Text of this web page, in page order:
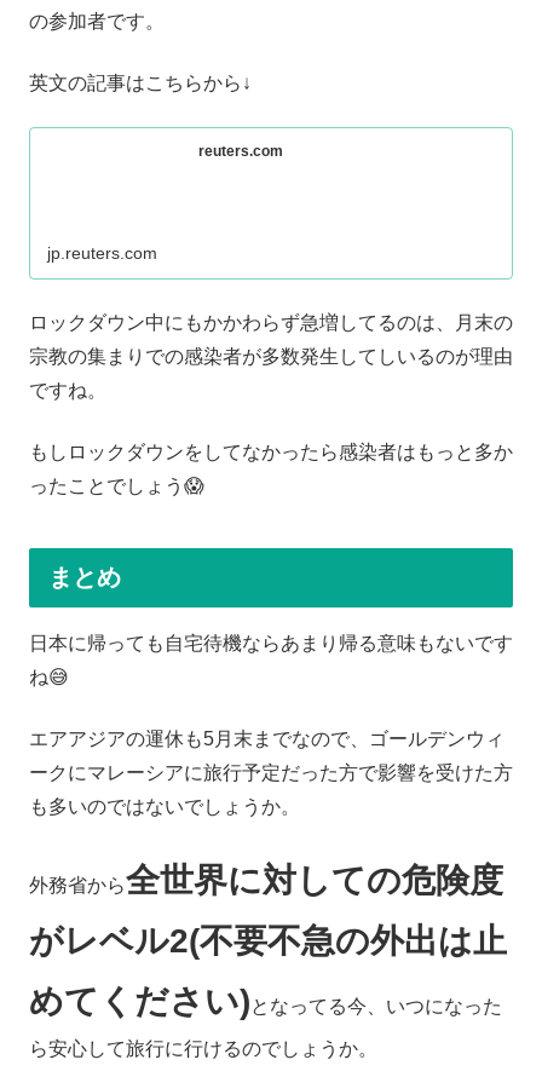
の参加者です。
英文の記事はこちらから↓
reuters.com
jp.reuters.com
ロックダウン中にもかかわらず急増してるのは、月末の
宗教の集まりでの感染者が多数発生してしいるのが理由
ですね。
もしロックダウンをしてなかったら感染者はもっと多か
ったことでしょう😱
まとめ
日本に帰っても自宅待機ならあまり帰る意味もないです
ね😅
エアアジアの運休も5月末までなので、ゴールデンウィ
ークにマレーシアに旅行予定だった方で影響を受けた方
も多いのではないでしょうか。
外務省から全世界に対しての危険度
がレベル2(不要不急の外出は止
めてください)となってる今、いつになった
ら安心して旅行に行けるのでしょうか。